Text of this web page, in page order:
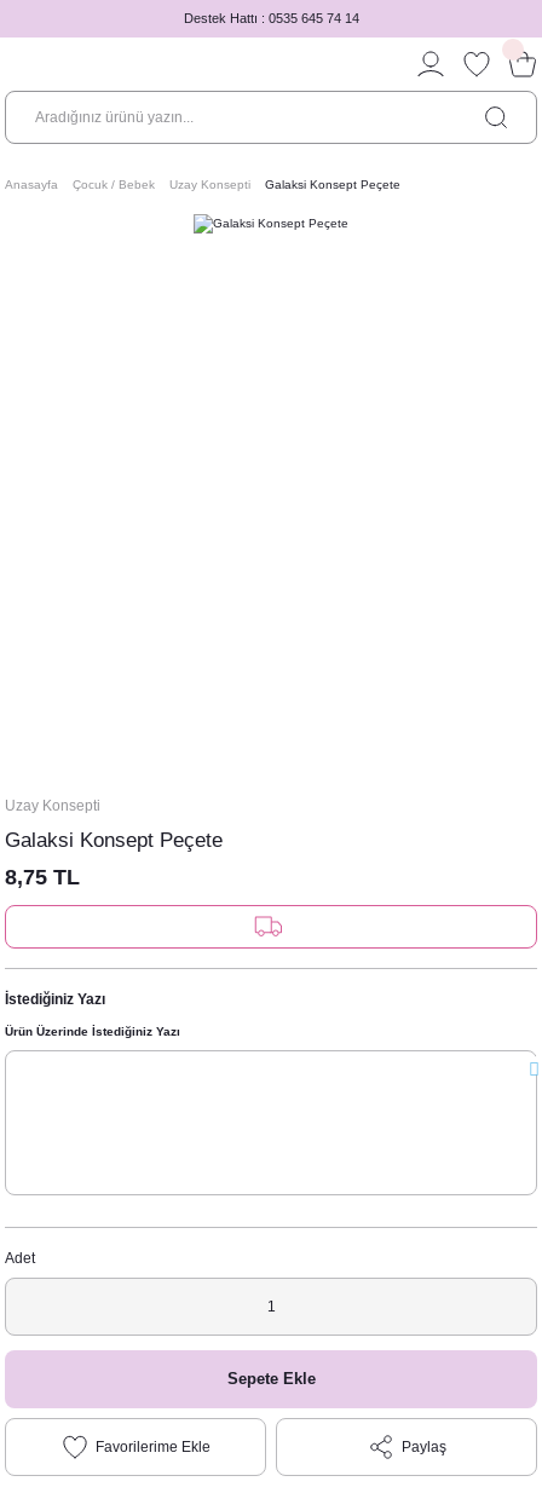
Destek Hattı : 0535 645 74 14
Anasayfa Çocuk / Bebek Uzay Konsepti Galaksi Konsept Peçete
Uzay Konsepti
Galaksi Konsept Peçete
8,75 TL
İstediğiniz Yazı
Ürün Üzerinde İstediğiniz Yazı
Adet
Sepete Ekle
Paylaş